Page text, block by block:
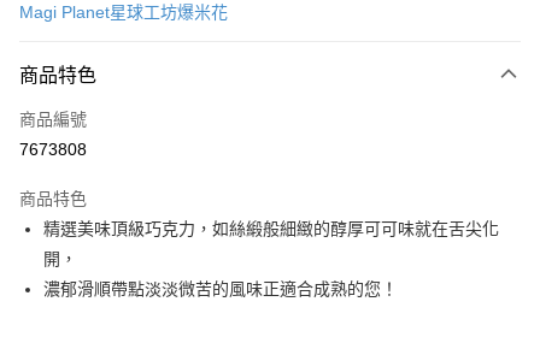
Apple Pay
街口支付
Google Pay
全盈+PAY
大哥付你分期
Magi Planet星球工坊爆米花
商品特色
商品編號
7673808
商品特色
精選美味頂級巧克力，如絲緞般細緻的醇厚可可味就在舌尖化
開，
濃郁滑順帶點淡淡微苦的風味正適合成熟的您！